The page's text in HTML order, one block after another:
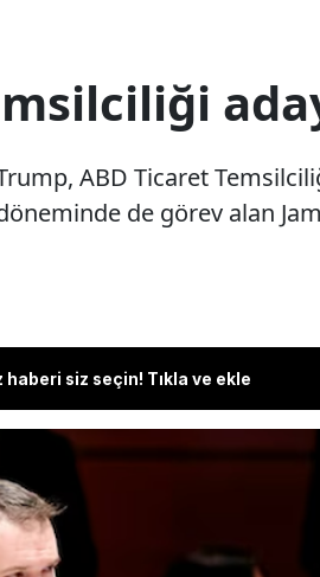
ABD Ticaret
de görev alan
haberi siz seçin! Tıkla ve ekle